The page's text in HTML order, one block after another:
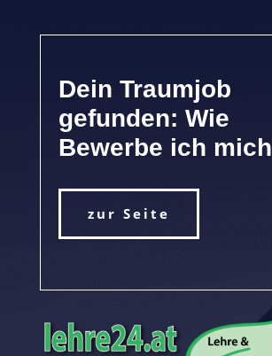
Dein Traumjob
gefunden: Wie
Bewerbe ich mich
zur Seite